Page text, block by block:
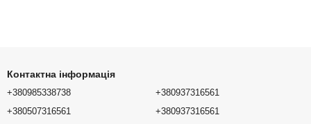
Контактна інформація
+380985338738
+380507316561
+380937316561
+380937316561